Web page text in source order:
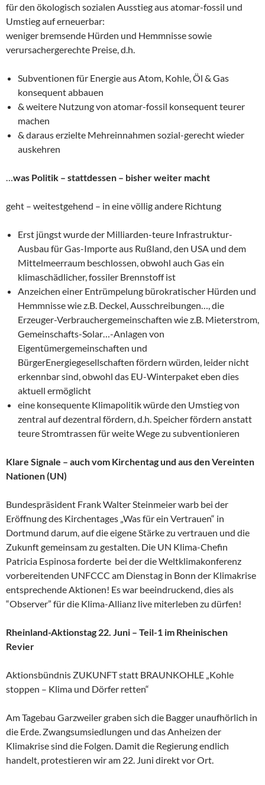
für den ökologisch sozialen Ausstieg aus atomar-fossil und
Umstieg auf erneuerbar:
weniger bremsende Hürden und Hemmnisse sowie
verursachergerechte Preise, d.h.
Subventionen für Energie aus Atom, Kohle, Öl & Gas
konsequent abbauen
& weitere Nutzung von atomar-fossil konsequent teurer
machen
& daraus erzielte Mehreinnahmen sozial-gerecht wieder
auskehren
…was Politik – stattdessen – bisher weiter macht
geht – weitestgehend – in eine völlig andere Richtung
Erst jüngst wurde der Milliarden-teure Infrastruktur-
Ausbau für Gas-Importe aus Rußland, den USA und dem
Mittelmeerraum beschlossen, obwohl auch Gas ein
klimaschädlicher, fossiler Brennstoff ist
Anzeichen einer Entrümpelung bürokratischer Hürden und
Hemmnisse wie z.B. Deckel, Ausschreibungen…, die
Erzeuger-Verbrauchergemeinschaften wie z.B. Mieterstrom,
Gemeinschafts-Solar…-Anlagen von
Eigentümergemeinschaften und
BürgerEnergiegesellschaften fördern würden, leider nicht
erkennbar sind, obwohl das EU-Winterpaket eben dies
aktuell ermöglicht
eine konsequente Klimapolitik würde den Umstieg von
zentral auf dezentral fördern, d.h. Speicher fördern anstatt
teure Stromtrassen für weite Wege zu subventionieren
Klare Signale – auch vom Kirchentag und aus den Vereinten
Nationen (UN)
Bundespräsident Frank Walter Steinmeier warb bei der
Eröffnung des Kirchentages „Was für ein Vertrauen“ in
Dortmund darum, auf die eigene Stärke zu vertrauen und die
Zukunft gemeinsam zu gestalten. Die UN Klima-Chefin
Patricia Espinosa forderte bei der die Weltklimakonferenz
vorbereitenden UNFCCC am Dienstag in Bonn der Klimakrise
entsprechende Aktionen! Es war beeindruckend, dies als
“Observer” für die Klima-Allianz live miterleben zu dürfen!
Rheinland-Aktionstag 22. Juni – Teil-1 im Rheinischen
Revier
Aktionsbündnis ZUKUNFT statt BRAUNKOHLE „Kohle
stoppen – Klima und Dörfer retten“
Am Tagebau Garzweiler graben sich die Bagger unaufhörlich in
die Erde. Zwangsumsiedlungen und das Anheizen der
Klimakrise sind die Folgen. Damit die Regierung endlich
handelt, protestieren wir am 22. Juni direkt vor Ort.